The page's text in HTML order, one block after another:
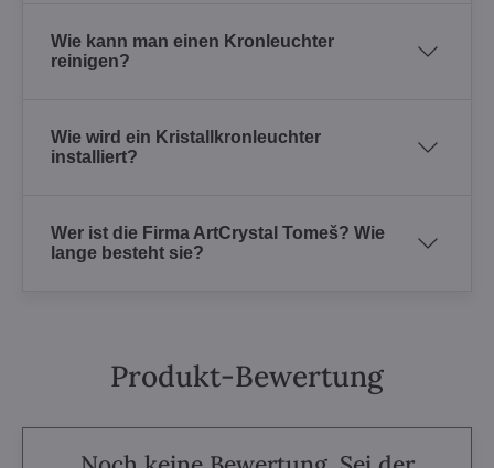
Wie kann man einen Kronleuchter
reinigen?
Wie wird ein Kristallkronleuchter
installiert?
Wer ist die Firma ArtCrystal Tomeš? Wie
lange besteht sie?
Produkt-Bewertung